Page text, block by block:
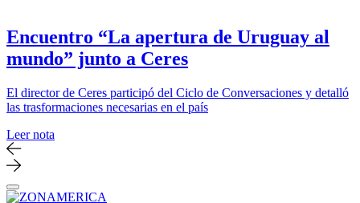
Encuentro “La apertura de Uruguay al
mundo” junto a Ceres
El director de Ceres participó del Ciclo de Conversaciones y detalló
las trasformaciones necesarias en el país
Leer nota